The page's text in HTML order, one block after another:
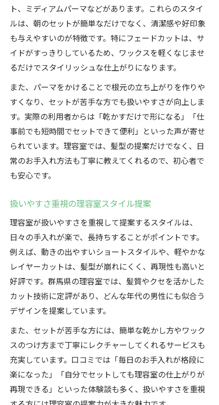
ト、ミディアムパーマなどがあります。これらのスタイ
ルは、朝のセットが簡単なだけでなく、清潔感や好印象
も与えやすいのが特徴です。特にフェードカットは、サ
イドがすっきりしているため、ワックスを軽くなじませ
るだけでスタイリッシュな仕上がりになります。
また、パーマをかけることで根元の立ち上がりを作りや
すくなり、セットが苦手な方でも扱いやすさが向上しま
す。実際の利用者からは「乾かすだけで形になる」「仕
事前でも短時間でセットできて便利」といった声が寄せ
られています。理容室では、髪型の提案だけでなく、日
常のお手入れ方法も丁寧に教えてくれるので、初心者で
も安心です。
扱いやすさ重視の理容室スタイル提案
理容室が扱いやすさを重視して提案するスタイルは、
日々の手入れが楽で、長持ちすることがポイントです。
例えば、動きの出やすいショートスタイルや、軽やかな
レイヤーカットは、髪型が崩れにくく、再現性も高いと
好評です。群馬県の理容室では、髪質やクセを活かした
カット技術に定評があり、どんな年代の男性にも似合う
デザインを提案しています。
また、セットが苦手な方には、簡単な乾かし方やワック
スのつけ方まで丁寧にレクチャーしてくれるサービスも
充実しています。口コミでは「毎日のお手入れが格段に
楽になった」「自分でセットしても理容室の仕上がりが
再現できる」といった体験談も多く、扱いやすさを重視